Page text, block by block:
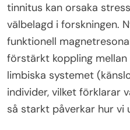
tinnitus kan orsaka
välbelagd i forskningen.
funktionell
förstärkt koppling
limbiska systemet
individer, vilket förklarar
så starkt påverkar hur vi